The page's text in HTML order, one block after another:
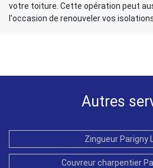
votre toiture. Cette opération peut
l'occasion de renouveler vos
Autres
Zingueur Parigny
Couvreur charpentier